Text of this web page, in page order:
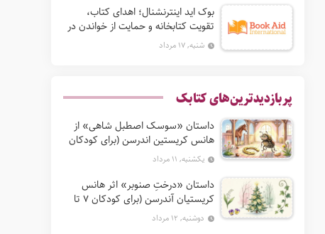
بوک‌ اید اینترنشنال؛ اهدای کتاب،
تقویت کتابخانه و حمایت از خواندن در
جهانشنبه, ۱۷ مرداد
پربازدیدترین‌های کتابک
داستان «سوسک اصطبل شاهی» از
هانس کریستین اندرسن (برای کودکان
7 تا 12 سال) یکشنبه, ۱۱ مرداد
داستان «درختِ صنوبر» اثر هانس
کریستیان آندرسن (برای کودکان 7 تا
12 سال) دوشنبه, ۱۲ مرداد